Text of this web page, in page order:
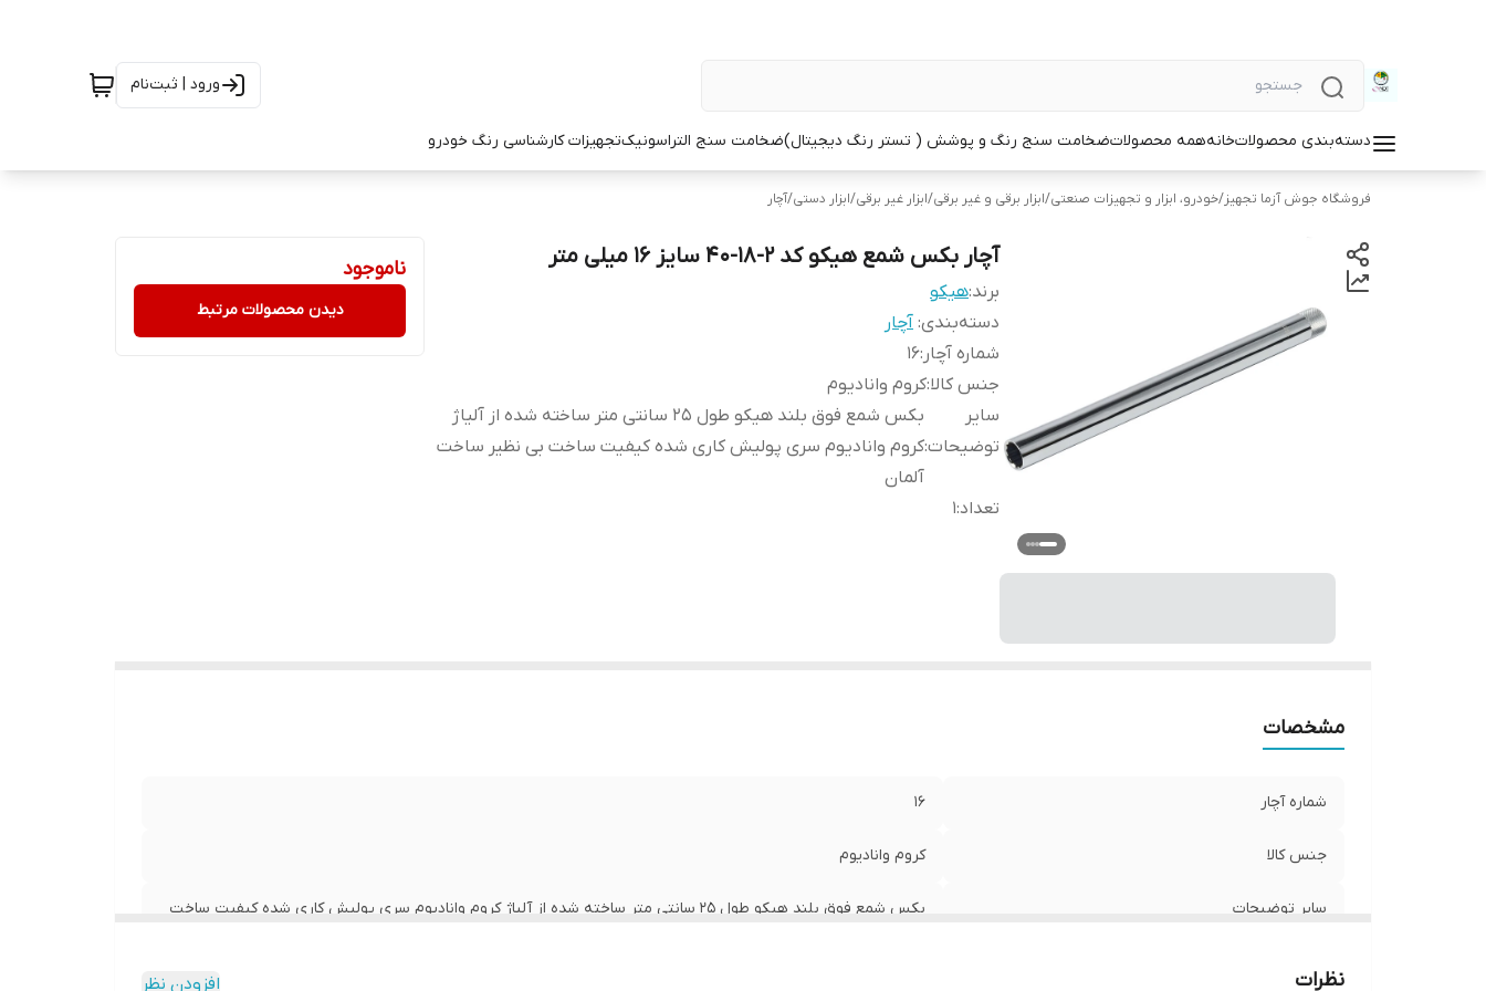
ورود | ثبت‌نام
دسته‌بندی محصولاتخانههمه محصولاتضخامت سنج رنگ و پوشش ( تستر رنگ دیجیتال)ضخامت سنج التراسونیکتجهیزات کارشناسی رنگ خودرو
فروشگاه جوش آزما تجهیز/خودرو، ابزار و تجهیزات صنعتی/ابزار برقی و غیر برقی/ابزار غیر برقی/ابزار دستی/آچار
آچار بکس شمع هیکو کد 2-18-40 سایز 16 میلی متر
برند:هیکو
دسته‌بندی: آچار
شماره آچار :
16
جنس کالا:کروم وانادیوم
سایر
توضیحات:
بکس شمع فوق بلند هیکو طول 25 سانتی متر ساخته شده از آلیاژ
کروم وانادیوم سری پولیش کاری شده کیفیت ساخت بی نظیر ساخت
آلمان
تعداد:
1
ناموجود
دیدن محصولات مرتبط
مشخصات
شماره آچار 16
جنس کالا کروم وانادیوم
سایر توضیحات
بکس شمع فوق بلند هیکو طول 25 سانتی متر ساخته شده از آلیاژ کروم وانادیوم سری پولیش کاری شده کیفیت ساخت
نظرات افزودن نظر